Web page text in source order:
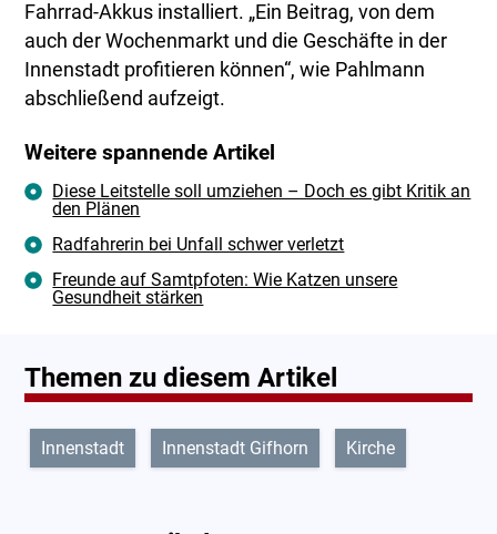
Fahrrad-Akkus installiert. „Ein Beitrag, von dem
auch der Wochenmarkt und die Geschäfte in der
Innenstadt profitieren können“, wie Pahlmann
abschließend aufzeigt.
Weitere spannende Artikel
Diese Leitstelle soll umziehen – Doch es gibt Kritik an
den Plänen
Radfahrerin bei Unfall schwer verletzt
Freunde auf Samtpfoten: Wie Katzen unsere
Gesundheit stärken
Themen zu diesem Artikel
Innenstadt Innenstadt Gifhorn Kirche